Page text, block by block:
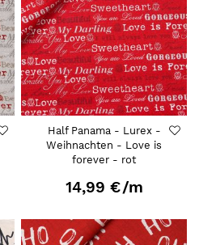
Half Panama - Lurex -
Weihnachten - Love is
forever - rot
14,99 €/m